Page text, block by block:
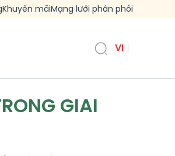
Khuyến mãi Mạng lưới phân phối
VI
GIAI